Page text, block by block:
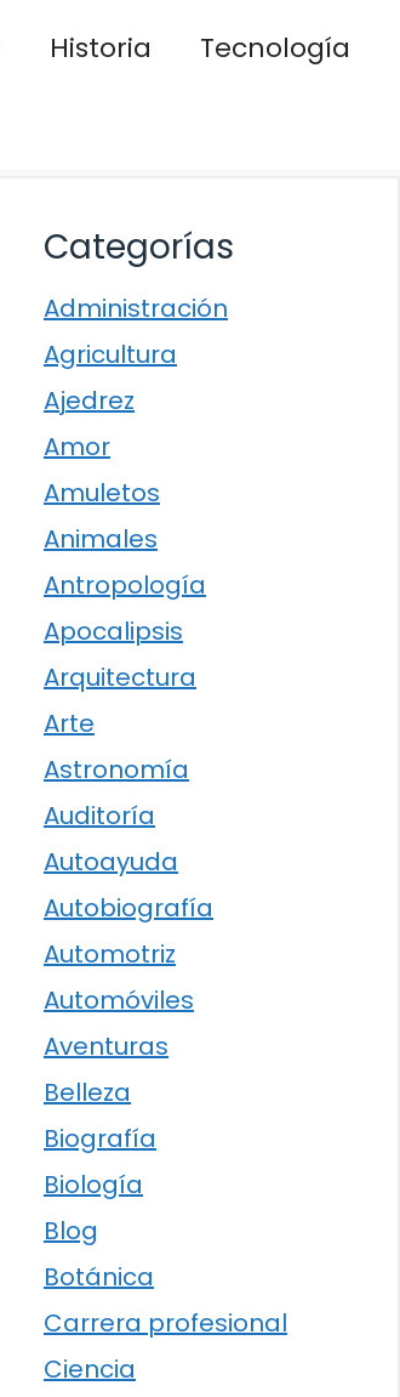
Historia
Tecnología
Categorías
Administración
Agricultura
Ajedrez
Amor
Amuletos
Animales
Antropología
Apocalipsis
Arquitectura
Arte
Astronomía
Auditoría
Autoayuda
Autobiografía
Automotriz
Automóviles
Aventuras
Belleza
Biografía
Biología
Blog
Botánica
Carrera profesional
Ciencia